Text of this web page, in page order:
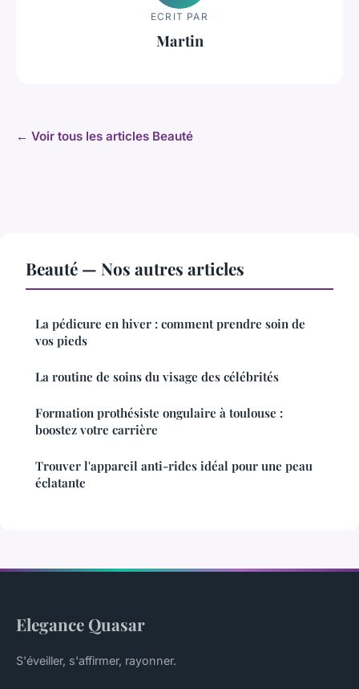
ECRIT PAR
Martin
← Voir tous les articles Beauté
Beauté — Nos autres articles
La pédicure en hiver : comment prendre soin de
vos pieds
La routine de soins du visage des célébrités
Formation prothésiste ongulaire à toulouse :
boostez votre carrière
Trouver l'appareil anti-rides idéal pour une peau
éclatante
Elegance Quasar
S'éveiller, s'affirmer, rayonner.